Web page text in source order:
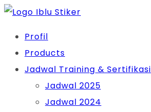
Skip
content
Profil
Products
Jadwal Training & Sertifikasi
Jadwal 2025
Jadwal 2024